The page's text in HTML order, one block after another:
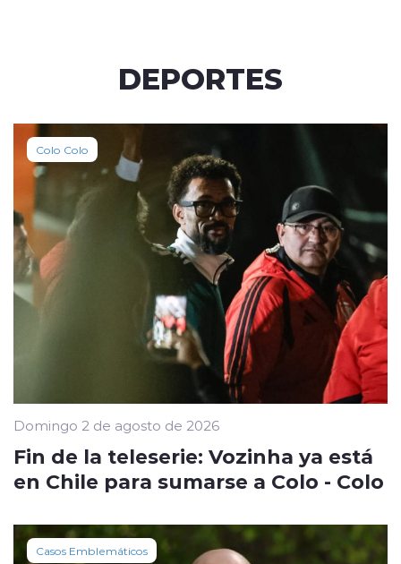
DEPORTES
Colo Colo
Domingo 2 de agosto de 2026
Fin de la teleserie: Vozinha ya está
en Chile para sumarse a Colo - Colo
Casos Emblemáticos